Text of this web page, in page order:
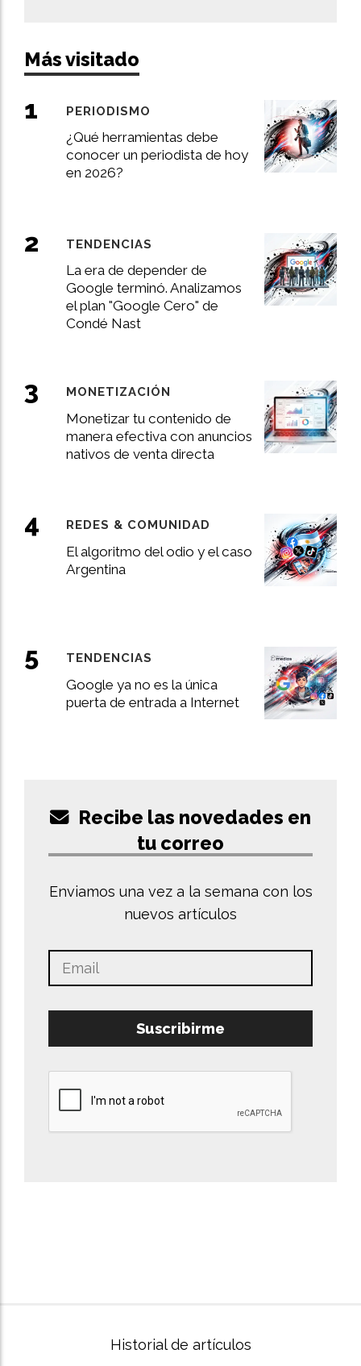
Más visitado
¿Qué herramientas debe
conocer un periodista de hoy
en 2026?
PERIODISMO
La era de depender de
Google terminó. Analizamos
el plan "Google Cero" de
Condé Nast
TENDENCIAS
Monetizar tu contenido de
manera efectiva con anuncios
nativos de venta directa
MONETIZACIÓN
El algoritmo del odio y el caso
Argentina
REDES & COMUNIDAD
Google ya no es la única
puerta de entrada a Internet
TENDENCIAS
Recibe las novedades en
tu correo
Enviamos una vez a la semana con los
nuevos artículos
Suscribirme
Historial de artículos